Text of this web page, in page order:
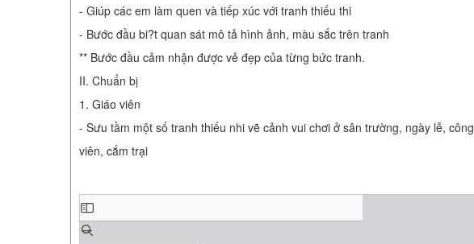
- Giúp các em làm quen và tiếp xúc với tranh thiếu thi
- Bước đầu bi?t quan sát mô tả hình ảnh, màu sắc trên tranh
** Bước đầu cảm nhận được vẻ đẹp của từng bức tranh.
II. Chuẩn bị
1. Giáo viên
- Sưu tầm một số tranh thiếu nhi vẽ cảnh vui chơi ở sân trường, ngày lễ, công
viên, cắm trại